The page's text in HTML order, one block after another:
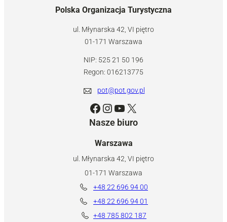
Polska Organizacja Turystyczna
ul. Młynarska 42, VI piętro
01-171 Warszawa
NIP: 525 21 50 196
Regon: 016213775
pot@pot.gov.pl
Facebook Instagram YouTube X
Nasze biuro
Warszawa
ul. Młynarska 42, VI piętro
01-171 Warszawa
+48 22 696 94 00
+48 22 696 94 01
+48 785 802 187